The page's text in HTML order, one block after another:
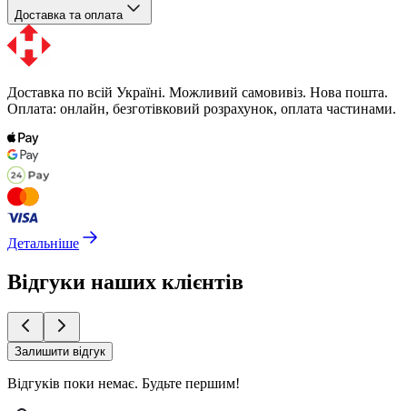
Доставка та оплата
Доставка по всій Україні. Можливий самовивіз. Нова пошта.
Оплата: онлайн, безготівковий розрахунок, оплата частинами.
Детальніше
Відгуки наших клієнтів
Залишити відгук
Відгуків поки немає. Будьте першим!